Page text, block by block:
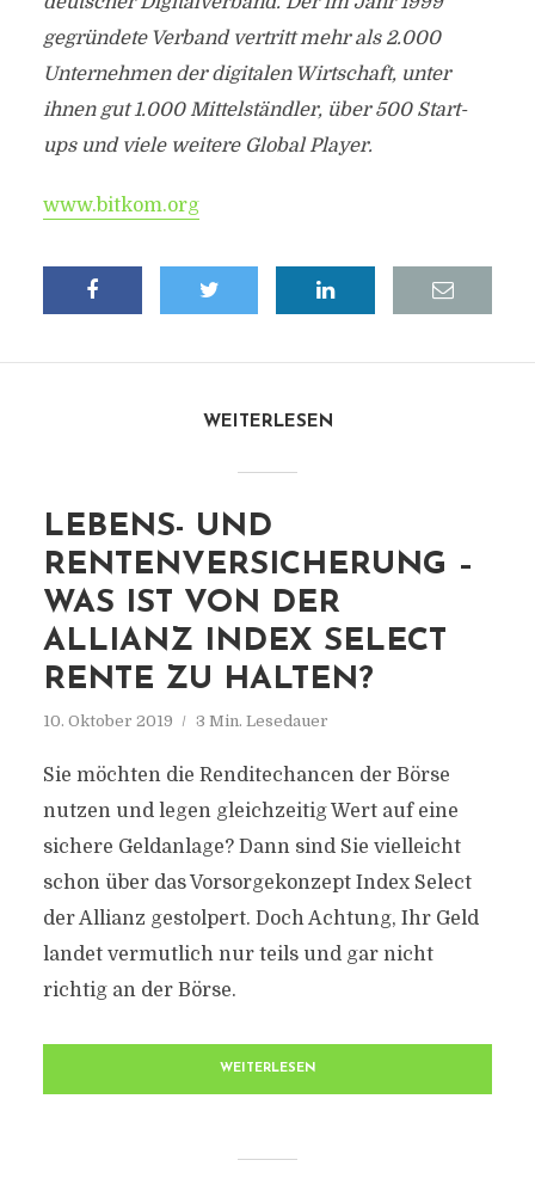
gegründete Verband vertritt mehr als 2.000
Unternehmen der digitalen Wirtschaft, unter
ihnen gut 1.000 Mittelständler, über 500 Start-
ups und viele weitere Global Player.
www.bitkom.org
WEITERLESEN
LEBENS- UND
RENTENVERSICHERUNG –
WAS IST VON DER
ALLIANZ INDEX SELECT
RENTE ZU HALTEN?
10. Oktober 2019 3 Min. Lesedauer
Sie möchten die Renditechancen der Börse
nutzen und legen gleichzeitig Wert auf eine
sichere Geldanlage? Dann sind Sie vielleicht
schon über das Vorsorgekonzept Index Select
der Allianz gestolpert. Doch Achtung, Ihr Geld
landet vermutlich nur teils und gar nicht
richtig an der Börse.
WEITERLESEN